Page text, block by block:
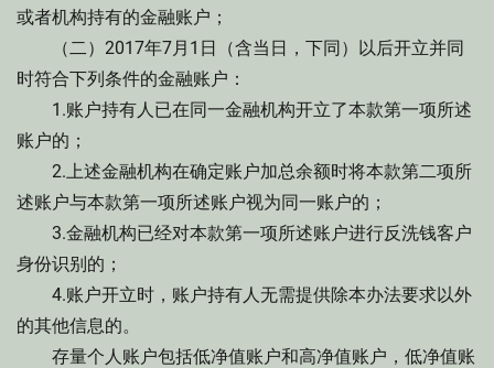
或者机构持有的金融账户；
（二）2017年7月1日（含当日，下同）以后开立并同
时符合下列条件的金融账户：
1.账户持有人已在同一金融机构开立了本款第一项所述
账户的；
2.上述金融机构在确定账户加总余额时将本款第二项所
述账户与本款第一项所述账户视为同一账户的；
3.金融机构已经对本款第一项所述账户进行反洗钱客户
身份识别的；
4.账户开立时，账户持有人无需提供除本办法要求以外
的其他信息的。
存量个人账户包括低净值账户和高净值账户，低净值账